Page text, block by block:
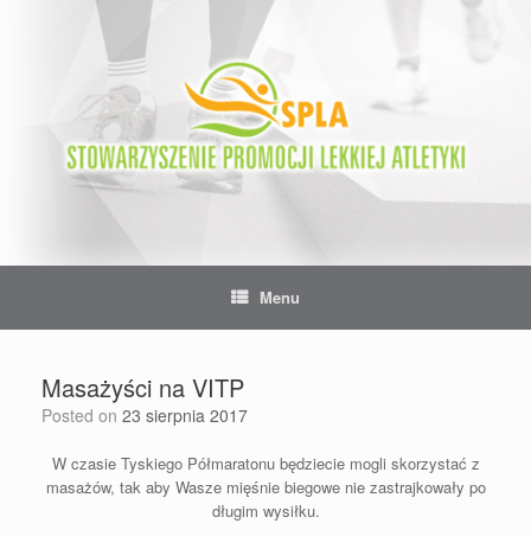
Menu
Masażyści na VITP
Posted on 23 sierpnia 2017
W czasie Tyskiego Półmaratonu będziecie mogli skorzystać z
masażów, tak aby Wasze mięśnie biegowe nie zastrajkowały po
długim wysiłku.